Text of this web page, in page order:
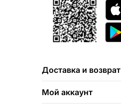
Доставка и возврат
Мой аккаунт